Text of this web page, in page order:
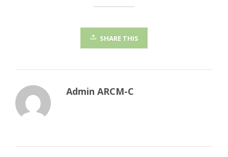
SHARE THIS
Admin ARCM-C